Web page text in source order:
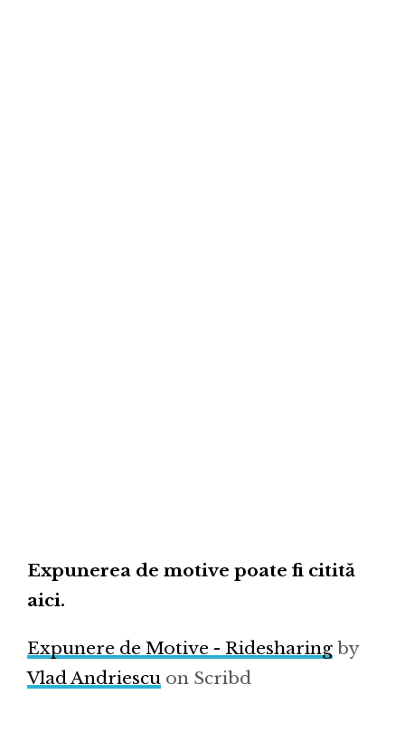
Expunerea de motive poate fi citită
aici.
Expunere de Motive - Ridesharing by
Vlad Andriescu on Scribd